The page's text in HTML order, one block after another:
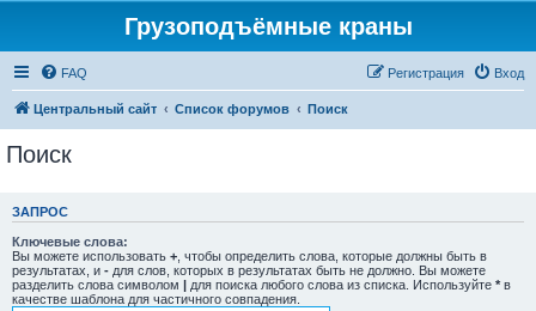
Грузоподъёмные краны
FAQ Вход
Регистрация
Центральный сайт Список форумов Поиск
Поиск
ЗАПРОС
Ключевые слова:
Вы можете использовать + , чтобы определить слова, которые должны быть в
результатах, и - для слов, которых в результатах быть не должно. Вы можете
разделить слова символом | для поиска любого слова из списка. Используйте * в
качестве шаблона для частичного совпадения.